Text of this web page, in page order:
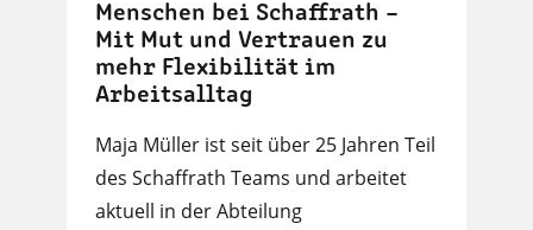
Menschen bei Schaffrath –
Mit Mut und Vertrauen zu
mehr Flexibilität im
Arbeitsalltag
Maja Müller ist seit über 25 Jahren Teil
des Schaffrath Teams und arbeitet
aktuell in der Abteilung